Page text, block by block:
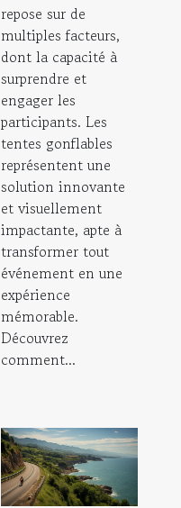
repose sur de
multiples facteurs,
dont la capacité à
surprendre et
engager les
participants. Les
tentes gonflables
représentent une
solution innovante
et visuellement
impactante, apte à
transformer tout
événement en une
expérience
mémorable.
Découvrez
comment...